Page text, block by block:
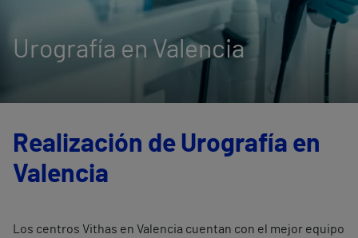
Urografía en Valencia
Realización de Urografía en
Valencia
Los centros Vithas en Valencia cuentan con el mejor equipo